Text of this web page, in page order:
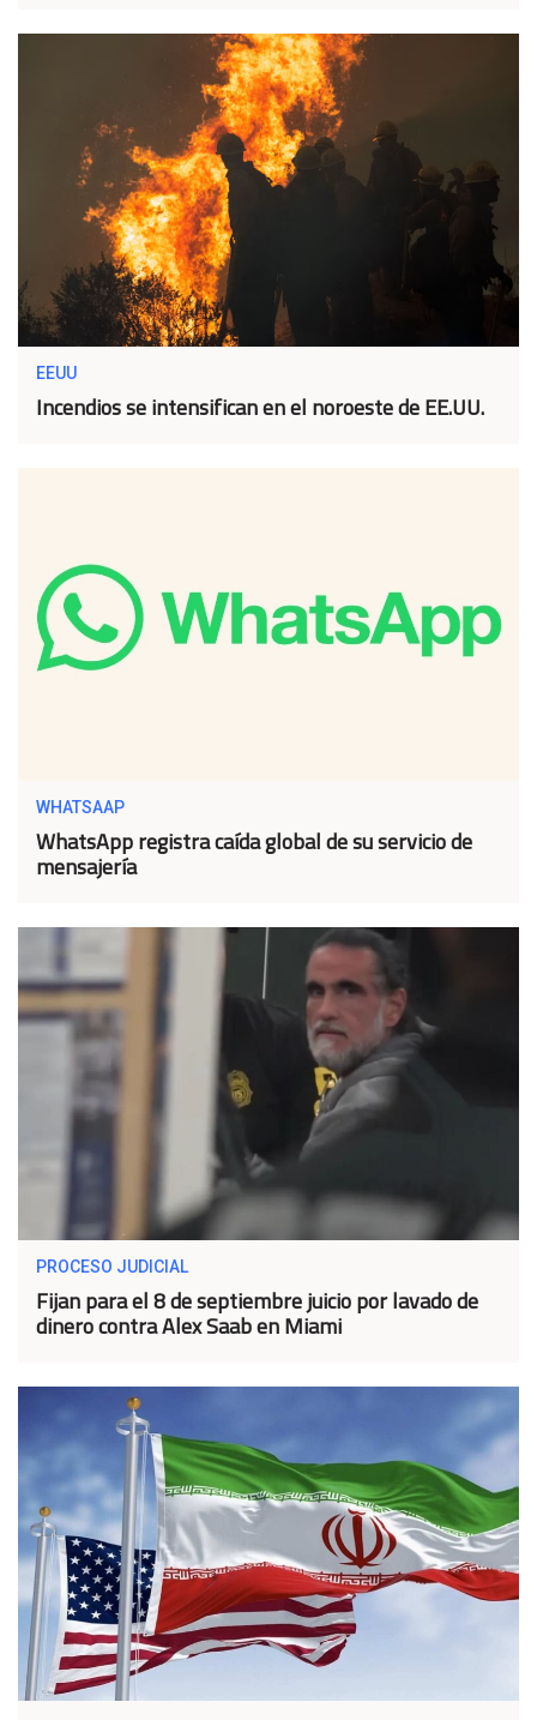
EEUU
Incendios se intensifican en el noroeste de EE.UU.
WHATSAAP
WhatsApp registra caída global de su servicio de
mensajería
PROCESO JUDICIAL
Fijan para el 8 de septiembre juicio por lavado de
dinero contra Alex Saab en Miami